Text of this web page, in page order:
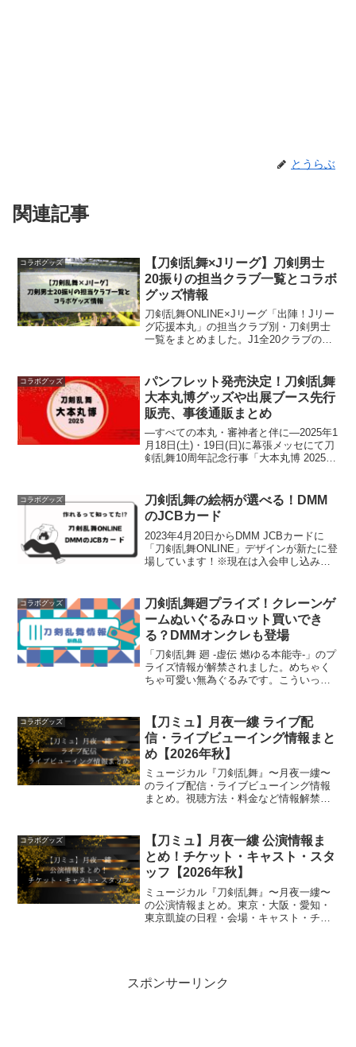
とうらぶ
関連記事
コラボグッズ
【刀剣乱舞×Jリーグ】刀剣男士
20振りの担当クラブ一覧とコラボ
グッズ情報
刀剣乱舞ONLINE×Jリーグ「出陣！Jリー
グ応援本丸」の担当クラブ別・刀剣男士
一覧をまとめました。J1全20クラブの組
は7月5日まで！
コラボグッズ
パンフレット発売決定！刀剣乱舞
大本丸博グッズや出展ブース先行
販売、事後通販まとめ
―すべての本丸・審神者と伴に―2025年1
月18日(土)・19日(日)に幕張メッセにて刀
剣乱舞10周年記念行事「大本丸博 2025」
す。DMMで確認すると３３ページ分の
商...
コラボグッズ
刀剣乱舞の絵柄が選べる！DMM
のJCBカード
2023年4月20日からDMM JCBカードに
「刀剣乱舞ONLINE」デザインが新たに登
場しています！※現在は入会申し込みの
泉守兼定 堀川国広 山姥切国広 参騎...
コラボグッズ
刀剣乱舞廻プライズ！クレーンゲ
ームぬいぐるみロット買いでき
る？DMMオンクレも登場
「刀剣乱舞 廻 -虚伝 燃ゆる本能寺-」のプ
ライズ情報が解禁されました。めちゃく
ちゃ可愛い無為ぐるみです。こういった
て情報交換がはじまります。今回は、そ
のあた...
コラボグッズ
【刀ミュ】月夜一縷 ライブ配
信・ライブビューイング情報まと
め【2026年秋】
ミュージカル『刀剣乱舞』〜月夜一縷〜
のライブ配信・ライブビューイング情報
まとめ。視聴方法・料金など情報解禁次
コラボグッズ
【刀ミュ】月夜一縷 公演情報ま
とめ！チケット・キャスト・スタ
ッフ【2026年秋】
ミュージカル『刀剣乱舞』〜月夜一縷〜
の公演情報まとめ。東京・大阪・愛知・
東京凱旋の日程・会場・キャスト・チケ
スポンサーリンク